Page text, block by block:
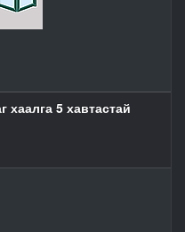
хаалга 5 хавтастай